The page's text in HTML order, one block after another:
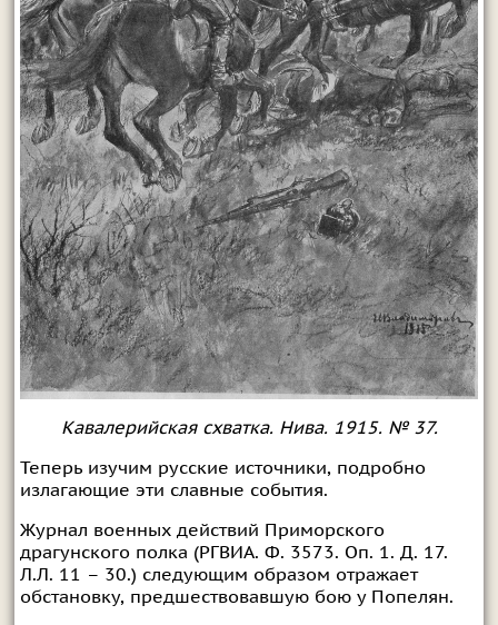
Кавалерийская схватка. Нива. 1915. № 37.
Теперь изучим русские источники, подробно
излагающие эти славные события.
Журнал военных действий Приморского
драгунского полка (РГВИА. Ф. 3573. Оп. 1. Д. 17.
Л.Л. 11 – 30.) следующим образом отражает
обстановку, предшествовавшую бою у Попелян.